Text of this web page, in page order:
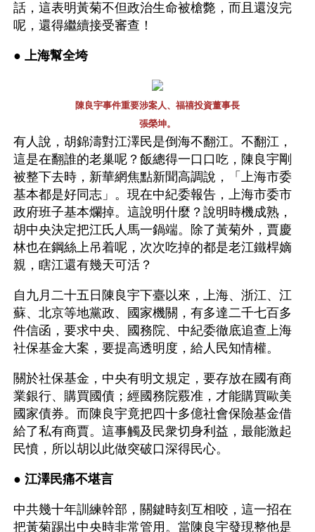
話，這表明黃菊不但政治生命被槍斃，而且還沒完
呢，還得繼續接受審查！
● 上海幫全垮
陳良宇事件重要涉案人、福禧投資董事長
張榮坤。
有人說，胡錦濤對江澤民是倒海不翻江。不翻江，
這是在翻誰的老巢呢？飯總得一口口吃，陳良宇剛
被整下去時，新華網焦點新聞高調說，「上海市委
基本都是好同志」。現在中紀委報告，上海市委市
政府班子基本爛掉。這說明什麼？說明時機成熟，
胡中央決定把江氏人馬一鍋端。除了黃菊外，賈慶
林也在鋼絲上吊着呢，次次吃掉的都是老江鐵桿嫡
親，瞎江還有幾天可活？
自九月二十五日陳良宇下臺以來，上海、浙江、江
蘇、北京等地黨政、國家機關，有多達二千七百多
件信函，要求中央、國務院、中紀委徹底追查上海
社保基金大案，要提高透明度，給人民知情權。
關於社保基金，中央有明文規定，要存放在國有商
業銀行、購買國債；經國務院覈准，才能購買歐美
國家債券。而陳良宇竟把四十多億社會保險基金借
給了私有商賈。這事觸及民衆切身利益，最能激起
民憤，所以胡以此做突破口深得民心。
● 江澤民痛不堪言
中共幾十年訓練幹部，關鍵時刻互相咬，這一招在
把黃菊踢出中央時非常管用。當陳良宇發現整他是